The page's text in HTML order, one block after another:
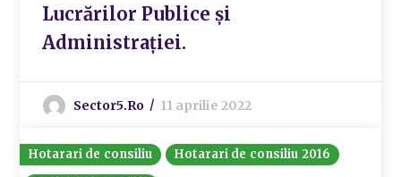
Lucrărilor Publice și
Administrației.
Sector5.ro 11 aprilie 2022
Hotarari de consiliu
Hotarari de consiliu 2016